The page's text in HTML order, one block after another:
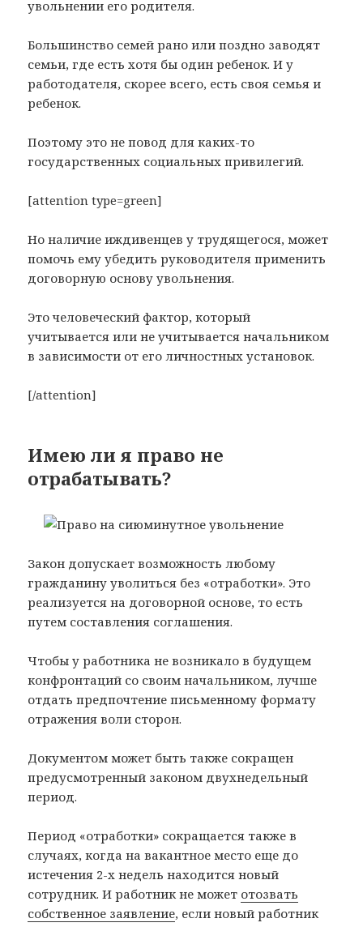
увольнении его родителя.
Большинство семей рано или поздно заводят
семьи, где есть хотя бы один ребенок. И у
работодателя, скорее всего, есть своя семья и
ребенок.
Поэтому это не повод для каких-то
государственных социальных привилегий.
[attention type=green]
Но наличие иждивенцев у трудящегося, может
помочь ему убедить руководителя применить
договорную основу увольнения.
Это человеческий фактор, который
учитывается или не учитывается начальником
в зависимости от его личностных установок.
[/attention]
Имею ли я право не
отрабатывать?
Закон допускает возможность любому
гражданину уволиться без «отработки». Это
реализуется на договорной основе, то есть
путем составления соглашения.
Чтобы у работника не возникало в будущем
конфронтаций со своим начальником, лучше
отдать предпочтение письменному формату
отражения воли сторон.
Документом может быть также сокращен
предусмотренный законом двухнедельный
период.
Период «отработки» сокращается также в
случаях, когда на вакантное место еще до
истечения 2-х недель находится новый
сотрудник. И работник не может отозвать
собственное заявление, если новый работник